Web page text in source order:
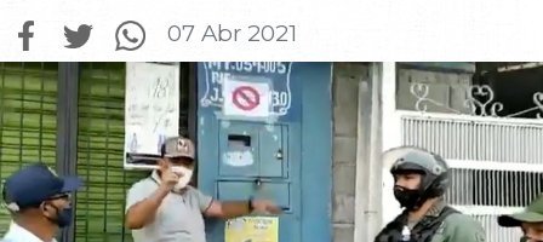
07 Abr 2021